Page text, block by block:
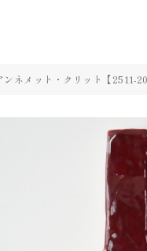
ネメット・クリット【2511-